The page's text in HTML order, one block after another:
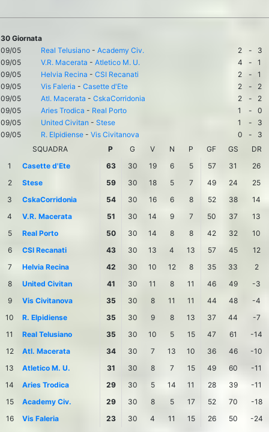
30 Giornata
09/05
Real Telusiano - Academy Civ. 2 -
3
09/05
V.R. Macerata - Atletico M. U. 4 -
1
09/05
Helvia Recina - CSI Recanati 2 -
1
09/05
Vis Faleria - Casette d'Ete 2 -
2
09/05
Atl. Macerata - CskaCorridonia 2 -
2
09/05
Aries Trodica - Real Porto 1 -
0
09/05
United Civitan - Stese 1 -
3
09/05
R. Elpidiense - Vis Civitanova 0 -
3
SQUADRA
P G V N P GF GS
DR
1
Casette d'Ete 63 30 19 6 5 57 31
26
2
Stese 59 30 18 5 7 49 24
25
3
CskaCorridonia 54 30 16 6 8 52 38
14
4
V.R. Macerata 51 30 14 9 7 50 37
13
5
Real Porto 50 30 14 8 8 42 32
10
6
CSI Recanati 43 30 13 4 13 57 45
12
7
Helvia Recina 42 30 10 12 8 35 33
2
8
United Civitan 41 30 11 8 11 46 49
-3
9
Vis Civitanova 35 30 8 11 11 44 48
-4
10
R. Elpidiense 35 30 9 8 13 37 44
-7
11
Real Telusiano 35 30 10 5 15 47 61
-14
12
Atl. Macerata 34 30 7 13 10 36 46
-10
13
Atletico M. U. 31 30 8 7 15 49 60
-11
14
Aries Trodica 29 30 5 14 11 28 39
-11
15
Academy Civ. 29 30 8 5 17 52 70
-18
16
Vis Faleria 23 30 4 11 15 26 50 -24